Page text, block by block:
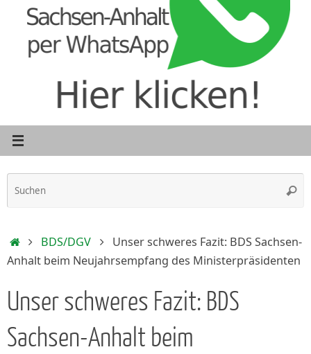
StartBDS/DGV
Unser schweres Fazit: BDS Sachsen-
Anhalt beim Neujahrsempfang des Ministerpräsidenten
Unser schweres Fazit: BDS
Sachsen-Anhalt beim